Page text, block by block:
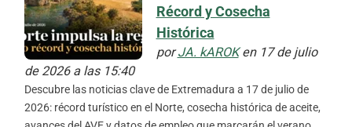
Récord y Cosecha
Histórica
porJA. kAROKen 17 de julio
de 2026 a las 15:40
Descubre las noticias clave de Extremadura a 17 de julio de
2026: récord turístico en el Norte, cosecha histórica de aceite,